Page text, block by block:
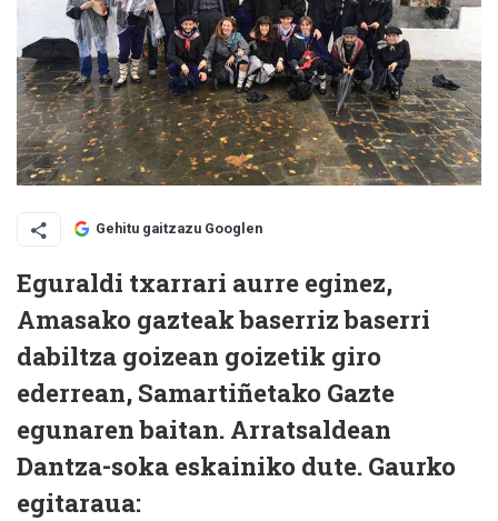
Gehitu gaitzazu Googlen
Eguraldi txarrari aurre eginez,
Amasako gazteak baserriz baserri
dabiltza goizean goizetik giro
ederrean, Samartiñetako Gazte
egunaren baitan. Arratsaldean
Dantza-soka eskainiko dute. Gaurko
egitaraua: